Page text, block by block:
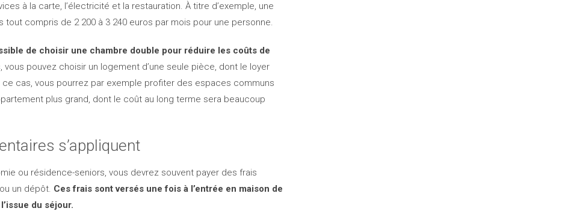
à la carte, l’électricité et la restauration. À titre d’exemple, une
compris de 2 200 à 3 240 euros par mois pour une personne.
de choisir une chambre double pour réduire les coûts de
vous pouvez choisir un logement d’une seule pièce, dont le loyer
ce cas, vous pourrez par exemple profiter des espaces communs
plus grand, dont le coût au long terme sera beaucoup
s’appliquent
ou résidence-seniors, vous devrez souvent payer des frais
un dépôt. Ces frais sont versés une fois à l’entrée en maison de
du séjour.